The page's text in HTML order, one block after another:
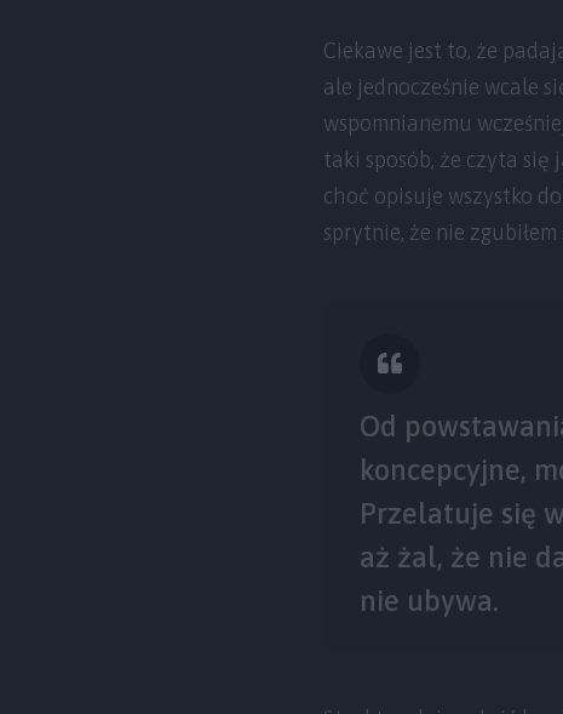
Ciekawe jest to, że
ale jednocześnie wcale
wspomnianemu
taki sposób, że czyta się
choć opisuje wszystko
sprytnie, że nie
Od
koncepcyjne,
Przelatuje się
aż żal, że nie
nie ubywa.